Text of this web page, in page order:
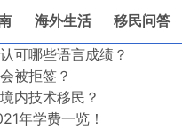
海外生活
移民问答
可哪些语言成绩？
被拒签？
内技术移民？
年学费一览！